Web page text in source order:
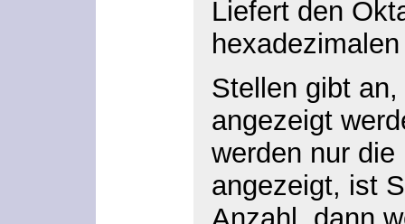
Liefert den
Stellen gibt
angezeigt
werden nur
angezeigt, ist